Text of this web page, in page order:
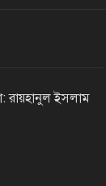
রায়হানুল ইসলাম